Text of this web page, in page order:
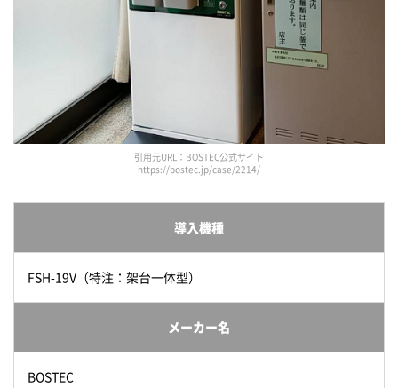
引用元URL：BOSTEC公式サイト
https://bostec.jp/case/2214/
導入機種
FSH-19V（特注：架台一体型）
メーカー名
BOSTEC